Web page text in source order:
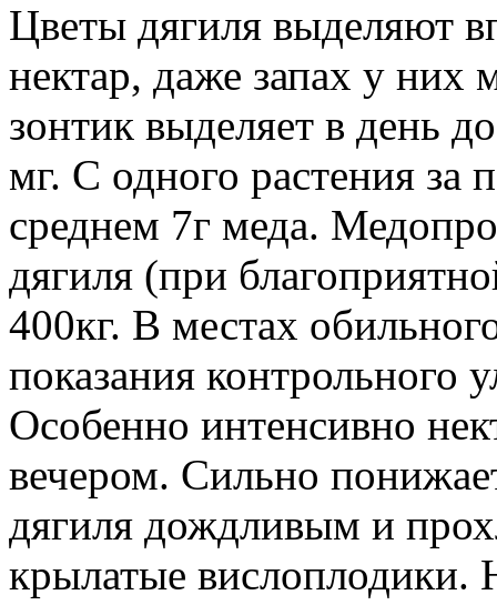
Цветы дягиля выделяют
нектар, даже запах у
зонтик выделяет в день
мг. С одного растения за
среднем 7г меда.
дягиля (при
400кг. В местах
показания контрольного
Особенно интенсивно
вечером. Сильно
дягиля дождливым и
крылатые вислоплодики.